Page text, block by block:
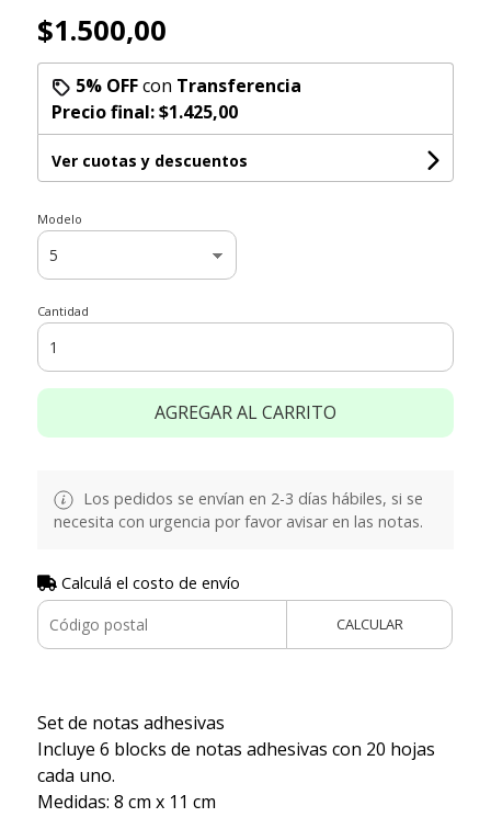
$1.500,00
5% OFFcon Transferencia
Precio final:$1.425,00
Ver cuotas y descuentos
Modelo
Cantidad
AGREGAR AL CARRITO
Los pedidos se envían en 2-3 días hábiles, si se
necesita con urgencia por favor avisar en las notas.
Calculá el costo de envío
CALCULAR
Set de notas adhesivas
Incluye 6 blocks de notas adhesivas con 20 hojas
cada uno.
Medidas: 8 cm x 11 cm